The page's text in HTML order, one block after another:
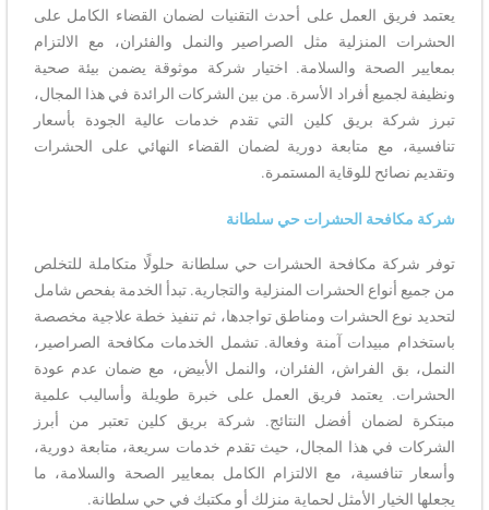
يعتمد فريق العمل على أحدث التقنيات لضمان القضاء الكامل على
الحشرات المنزلية مثل الصراصير والنمل والفئران، مع الالتزام
بمعايير الصحة والسلامة. اختيار شركة موثوقة يضمن بيئة صحية
ونظيفة لجميع أفراد الأسرة. من بين الشركات الرائدة في هذا المجال،
تبرز شركة بريق كلين التي تقدم خدمات عالية الجودة بأسعار
تنافسية، مع متابعة دورية لضمان القضاء النهائي على الحشرات
وتقديم نصائح للوقاية المستمرة.
شركة مكافحة الحشرات حي سلطانة
توفر شركة مكافحة الحشرات حي سلطانة حلولًا متكاملة للتخلص
من جميع أنواع الحشرات المنزلية والتجارية. تبدأ الخدمة بفحص شامل
لتحديد نوع الحشرات ومناطق تواجدها، ثم تنفيذ خطة علاجية مخصصة
باستخدام مبيدات آمنة وفعالة. تشمل الخدمات مكافحة الصراصير،
النمل، بق الفراش، الفئران، والنمل الأبيض، مع ضمان عدم عودة
الحشرات. يعتمد فريق العمل على خبرة طويلة وأساليب علمية
مبتكرة لضمان أفضل النتائج. شركة بريق كلين تعتبر من أبرز
الشركات في هذا المجال، حيث تقدم خدمات سريعة، متابعة دورية،
وأسعار تنافسية، مع الالتزام الكامل بمعايير الصحة والسلامة، ما
يجعلها الخيار الأمثل لحماية منزلك أو مكتبك في حي سلطانة.